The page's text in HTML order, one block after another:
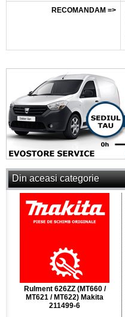
RECOMANDAM =>
Din aceasi categorie
Rulment 626ZZ (MT660 /
MT621 / MT622) Makita
211499-6